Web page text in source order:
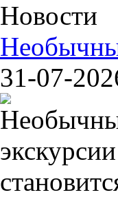
Новости
31-07-